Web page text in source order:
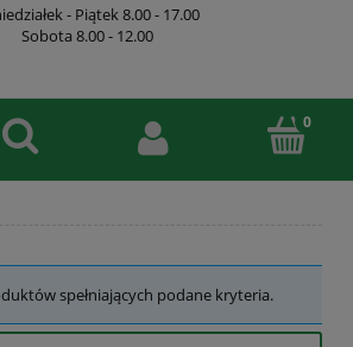
- Piątek 8.00 - 17.00
Sobota 8.00 - 12.00
spełniających podane kryteria.